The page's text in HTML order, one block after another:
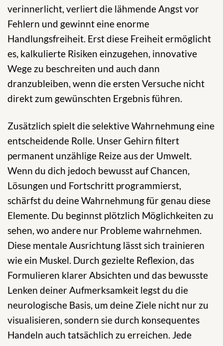
verinnerlicht, verliert die lähmende Angst vor
Fehlern und gewinnt eine enorme
Handlungsfreiheit. Erst diese Freiheit ermöglicht
es, kalkulierte Risiken einzugehen, innovative
Wege zu beschreiten und auch dann
dranzubleiben, wenn die ersten Versuche nicht
direkt zum gewünschten Ergebnis führen.
Zusätzlich spielt die selektive Wahrnehmung eine
entscheidende Rolle. Unser Gehirn filtert
permanent unzählige Reize aus der Umwelt.
Wenn du dich jedoch bewusst auf Chancen,
Lösungen und Fortschritt programmierst,
schärfst du deine Wahrnehmung für genau diese
Elemente. Du beginnst plötzlich Möglichkeiten zu
sehen, wo andere nur Probleme wahrnehmen.
Diese mentale Ausrichtung lässt sich trainieren
wie ein Muskel. Durch gezielte Reflexion, das
Formulieren klarer Absichten und das bewusste
Lenken deiner Aufmerksamkeit legst du die
neurologische Basis, um deine Ziele nicht nur zu
visualisieren, sondern sie durch konsequentes
Handeln auch tatsächlich zu erreichen. Jede